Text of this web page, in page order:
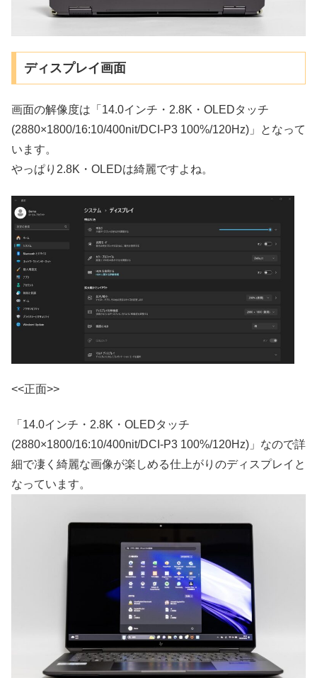
ディスプレイ画面
画面の解像度は「14.0インチ・2.8K・OLEDタッチ
(2880×1800/16:10/400nit/DCI-P3 100%/120Hz)」となって
います。
やっぱり2.8K・OLEDは綺麗ですよね。
<<正面>>
「14.0インチ・2.8K・OLEDタッチ
(2880×1800/16:10/400nit/DCI-P3 100%/120Hz)」なので詳
細で凄く綺麗な画像が楽しめる仕上がりのディスプレイと
なっています。